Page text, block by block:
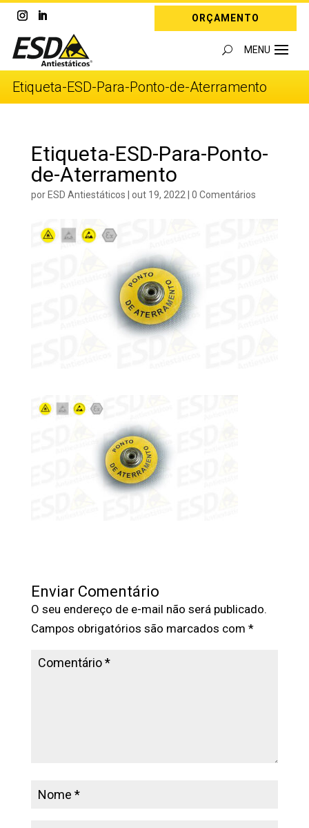
ORÇAMENTO
Etiqueta-ESD-Para-Ponto-de-Aterramento
Etiqueta-ESD-Para-Ponto-
de-Aterramento
porESD Antiestáticos | out 19, 2022 | 0 Comentários
Enviar Comentário
O seu endereço de e-mail não será publicado.
Campos obrigatórios são marcados com *